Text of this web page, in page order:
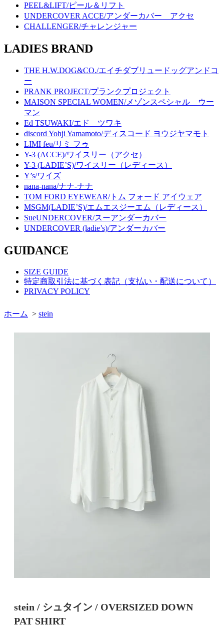
PEEL&LIFT/ピール＆リフト
UNDERCOVER ACCE/アンダーカバー アクセ
CHALLENGER/チャレンジャー
LADIES BRAND
THE H.W.DOG&CO./エイチダブリュードッグアンドコ
ー
PRANK PROJECT/プランクプロジェクト
MAISON SPECIAL WOMEN/メゾンスペシャル ウー
マン
Ed TSUWAKI/エド ツワキ
discord Yohji Yamamoto/ディスコード ヨウジヤマモト
LIMI feu/リミ フゥ
Y-3 (ACCE)/ワイスリー（アクセ）
Y-3 (LADIE’S)/ワイスリー（レディース）
Y’s/ワイズ
nana-nana/ナナ-ナナ
TOM FORD EYEWEAR/トム フォード アイウェア
MSGM(LADIE’S)/エムエスジーエム（レディース）
SueUNDERCOVER/スーアンダーカバー
UNDERCOVER (ladie’s)/アンダーカバー
GUIDANCE
SIZE GUIDE
特定商取引法に基づく表記（支払い・配送について）
PRIVACY POLICY
ホーム > stein
stein / シュタイン / OVERSIZED DOWN
PAT SHIRT